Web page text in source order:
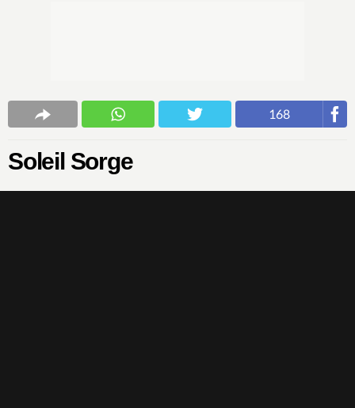
168
Soleil Sorge